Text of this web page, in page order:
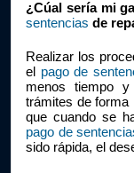
¿Cúal sería mi
sentencias de
Realizar los
el pago de
menos tiempo
trámites de forma
pago de
sido rápida, el